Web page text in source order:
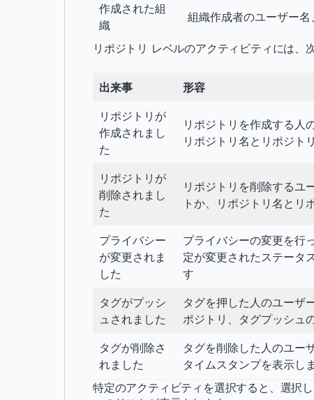
作成された組
織
組織作成者のユーザー
リポジトリ レベルのアクティビティには、
出来事 形容
リポジトリが
作成されまし
た
リポジトリを作成する人
リポジトリ名とリポジト
リポジトリが
削除されまし
た
リポジトリを削除するユ
トか、リポジトリ名とリ
プライバシー
が変更されま
した
プライバシーの変更を行
定が変更されたステータ
す
タグがプッシ
ュされました
タグを押した人のユーザ
ポジトリ、タグプッシュ
タグが削除さ
れました
タグを削除した人のユー
タイムスタンプを表示し
特定のアクティビティを選択すると、選択